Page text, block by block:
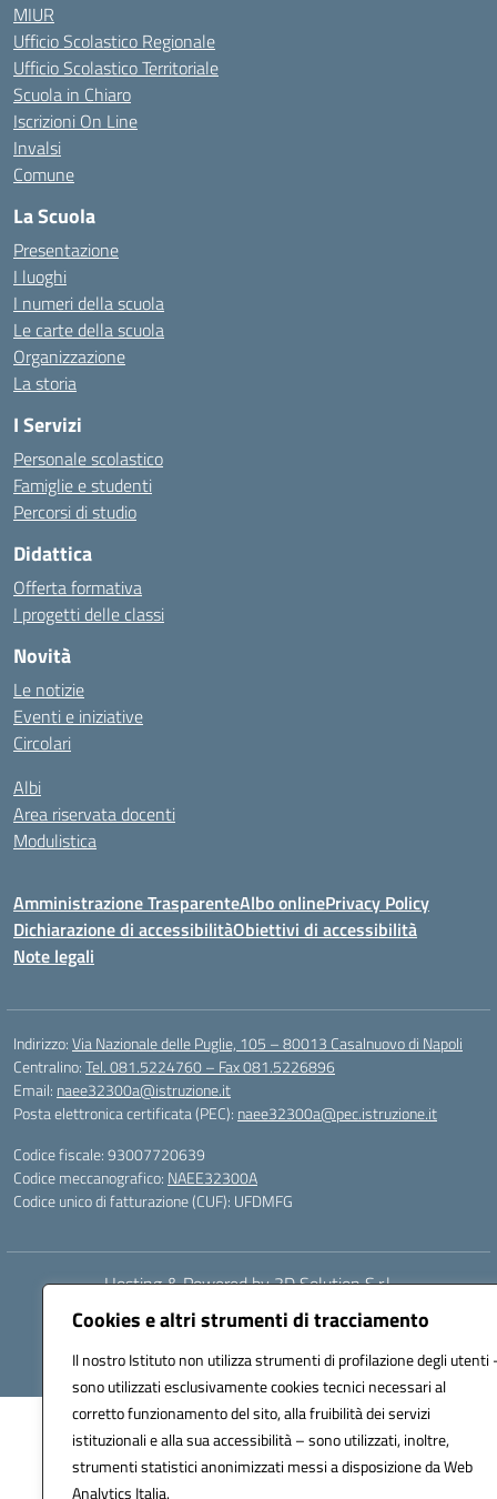
Cookies e altri strumenti di tracciamento
Il nostro Istituto non utilizza strumenti di profilazione degli utenti
sono utilizzati esclusivamente cookies tecnici necessari al
corretto funzionamento del sito, alla fruibilità dei servizi
istituzionali e alla sua accessibilità – sono utilizzati, inoltre,
strumenti statistici anonimizzati messi a disposizione da Web
Analytics Italia.
MIUR
Ufficio Scolastico Regionale
Ufficio Scolastico Territoriale
Scuola in Chiaro
Iscrizioni On Line
Invalsi
Comune
La Scuola
Presentazione
I luoghi
I numeri della scuola
Le carte della scuola
Organizzazione
La storia
I Servizi
Personale scolastico
Famiglie e studenti
Percorsi di studio
Didattica
Offerta formativa
I progetti delle classi
Novità
Le notizie
Eventi e iniziative
Circolari
Albi
Area riservata docenti
Modulistica
Amministrazione TrasparenteAlbo onlinePrivacy Policy
Dichiarazione di accessibilitàObiettivi di accessibilità
Note legali
Indirizzo:Via Nazionale delle Puglie, 105 – 80013 Casalnuovo di Napoli
Centralino:Tel. 081.5224760 – Fax 081.5226896
Email: naee32300a@istruzione.it
Posta elettronica certificata (PEC): naee32300a@pec.istruzione.it
Codice fiscale: 93007720639
Codice meccanografico: NAEE32300A
Codice unico di fatturazione (CUF): UFDMFG
Hosting & Powered by 3D Solution S.r.l.
Concept & Design by Designers Italia